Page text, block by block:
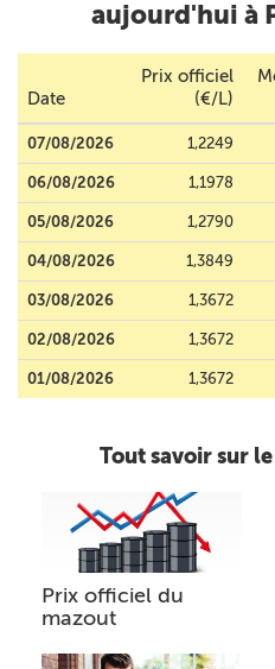
aujourd'hui à
Date
Prix officiel
(€/L)
07/08/2026 1,2249
06/08/2026 1,1978
05/08/2026 1,2790
04/08/2026 1,3849
03/08/2026 1,3672
02/08/2026 1,3672
01/08/2026 1,3672
Tout savoir sur
Prix officiel du
mazout